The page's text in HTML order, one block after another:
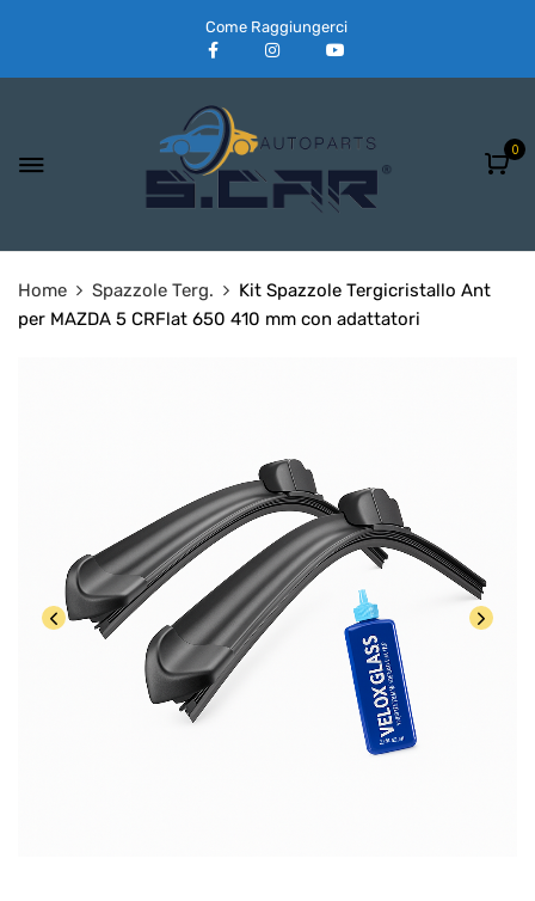
Come Raggiungerci
0
Home Spazzole Terg.
Kit Spazzole Tergicristallo Ant
per MAZDA 5 CRFlat 650 410 mm con adattatori